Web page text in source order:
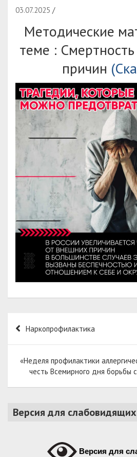
03.07.2025
Методические
теме :
причин
Навигация
по
записям
Наркопрофилактика
«Неделя профилактики
честь Всемирного дня борьбы
Версия для слабовидящих
Версия для